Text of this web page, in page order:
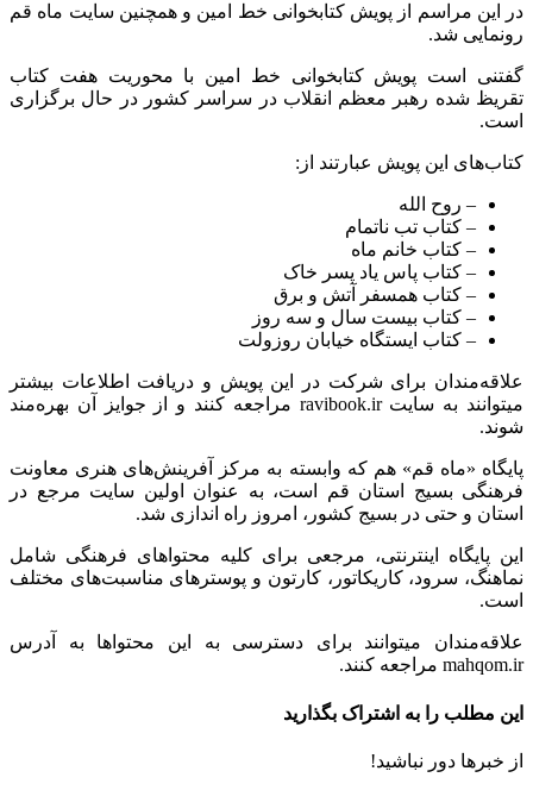
در این مراسم از پویش کتابخوانی خط امین و همچنین سایت ماه قم
رونمایی شد.
گفتنی است پویش کتابخوانی خط امین با محوریت هفت کتاب
تقریظ شده رهبر معظم انقلاب در سراسر کشور در حال برگزاری
است.
کتاب‌های این پویش عبارتند از:
– روح الله
– کتاب تب ناتمام
– کتاب خانم ماه
– کتاب پاس یاد پسر خاک
– کتاب همسفر آتش و برق
– کتاب بیست سال و سه روز
– کتاب ایستگاه خیابان روزولت
علاقه‌مندان برای شرکت در این پویش و دریافت اطلاعات بیشتر
میتوانند به سایت ravibook.ir مراجعه کنند و از جوایز آن بهره‌مند
شوند.
پایگاه «ماه قم» هم که وابسته به مرکز آفرینش‌های هنری معاونت
فرهنگی بسیج استان قم است، به عنوان اولین سایت مرجع در
استان و حتی در بسیج کشور، امروز راه اندازی شد.
این پایگاه اینترنتی، مرجعی برای کلیه محتوا‌های فرهنگی شامل
نماهنگ، سرود، کاریکاتور، کارتون و پوستر‌های مناسبت‌های مختلف
است.
علاقه‌مندان میتوانند برای دسترسی به این محتوا‌ها به آدرس
mahqom.ir مراجعه کنند.
این مطلب را به اشتراک بگذارید
از خبرها دور نباشید!